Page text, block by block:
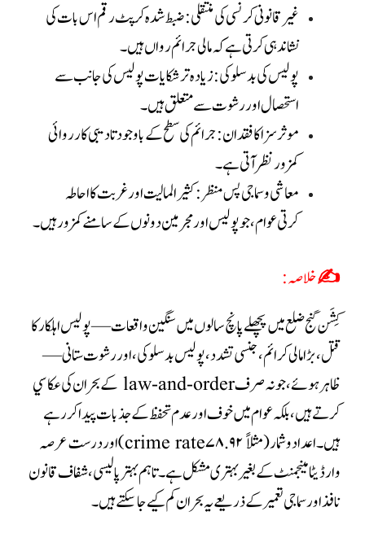
غیر قانونی کرنسی کی منتقلی: ضبط شدہ کرپٹ رقم اس بات کی
نشاندہی کرتی ہے کہ مالی جرائم رواں ہیں۔
پولیس کی بدسلوکی: زیادہ تر شکایات پولیس کی جانب سے
استحصال اور رشوت سے متعلق ہیں۔
موثر سزا کا فقدان: جرائم کی سطح کے باوجود تادیبی کارروائی
کمزور نظر آتی ہے۔
معاشی و سماجی پس منظر: کثیر المالیت اور غربت کا احاطہ
کرتیعوام، جو پولیس اور مجرمین دونوں کے سامنے کمزور ہیں۔
✍️ خلاصہ:
کِشَن گنج ضلع میں پچھلے پانچ سالوں میں سنگین واقعات—پولیس اہلکار کا
قتل، بڑا مالی کرائم، جنسی تشدد، پولیس بدسلوکی، اور رشوت ستانی—
ظاہر ہوئے، جو نہ صرف law-and-order کے بحران کی عکاسي
کرتے ہیں، بلکہ عوام میں خوف اور عدم تحفظ کے جذبات پیدا کر رہے
ہیں۔ اعداد و شمار (مثلاً ۷۸.۹۲ crime rate) اور درست عرصہ
وار ڈیٹا مینجمنٹ کے بغیر بہتری مشکل ہے۔ تاہم بہتر پالیسی، شفاف قانون
نافذ اور سماجی تعمیر کے ذریعے یہ بحران کم کیے جا سکتے ہیں۔